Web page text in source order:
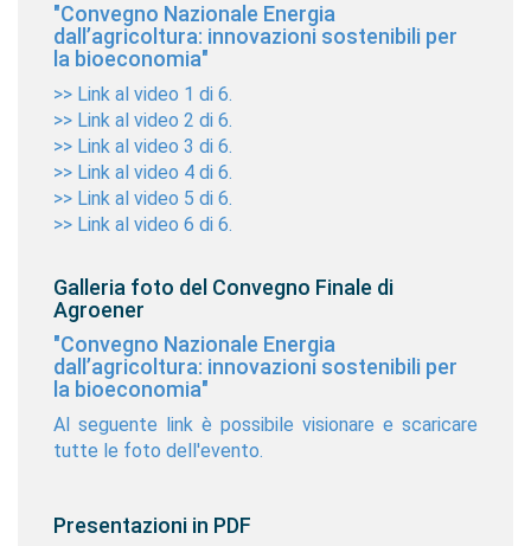
"Convegno Nazionale Energia
dall’agricoltura: innovazioni sostenibili per
la bioeconomia"
>> Link al video 1 di 6.
>> Link al video 2 di 6.
>> Link al video 3 di 6.
>> Link al video 4 di 6.
>> Link al video 5 di 6.
>> Link al video 6 di 6.
Galleria foto del Convegno Finale di
Agroener
"Convegno Nazionale Energia
dall’agricoltura: innovazioni sostenibili per
la bioeconomia"
Al seguente link è possibile visionare e scaricare
tutte le foto dell'evento.
Presentazioni in PDF